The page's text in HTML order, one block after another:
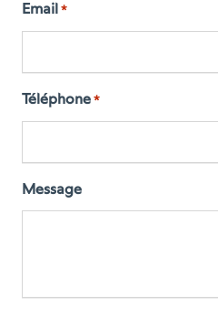
Email *
Téléphone *
Message